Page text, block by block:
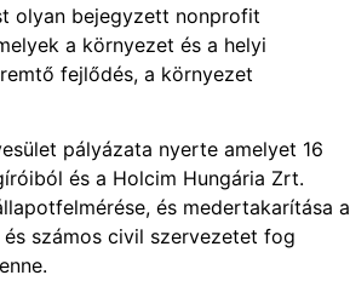
olyan bejegyzett nonprofit
a környezet és a helyi
fejlődés, a környezet
pályázata nyerte amelyet 16
és a Holcim Hungária Zrt.
és medertakarítása a
számos civil szervezetet fog